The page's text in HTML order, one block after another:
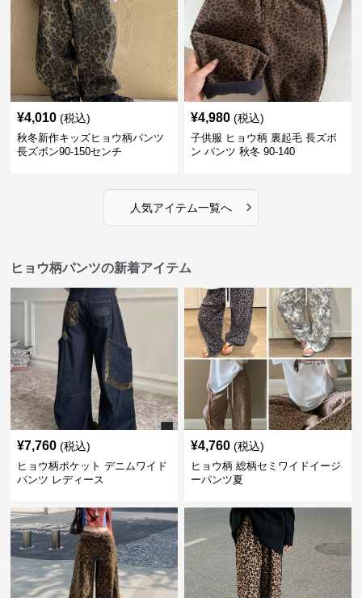
¥4,010 (税込)
秋冬新作キッズヒョウ柄パンツ
長ズボン90-150センチ
¥4,980 (税込)
子供服 ヒョウ柄 裏起毛 長ズボ
ン パンツ 秋冬 90-140
人気アイテム一覧へ ›
ヒョウ柄パンツの新着アイテム
¥7,760 (税込)
ヒョウ柄ポケット デニムワイド
パンツ レディース
¥4,760 (税込)
ヒョウ柄 総柄セミワイドイージ
ーパンツ夏